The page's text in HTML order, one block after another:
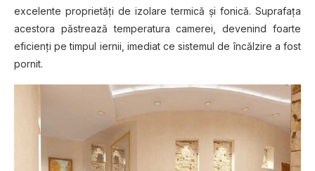
excelente proprietăţi de izolare termică şi fonică. Suprafaţa
acestora păstrează temperatura camerei, devenind foarte
eficienţi pe timpul iernii, imediat ce sistemul de încălzire a fost
pornit.